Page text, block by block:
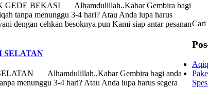
GEDE BEKASI Alhamdulillah..Kabar Gembira bagi
tanpa menunggu 3-4 hari? Atau Anda lupa harus
dengan cehkan besoknya pun Kami siap antar pesanan
SELATAN
Alhamdulillah..Kabar Gembira bagi anda
menunggu 3-4 hari? Atau Anda lupa harus segera
Cari